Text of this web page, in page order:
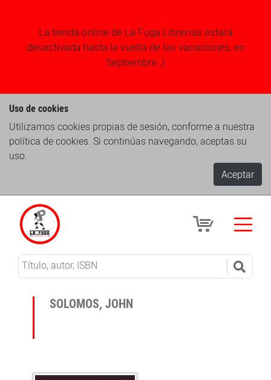
La tienda online de La Fuga Librerias estará
desactivada hasta la vuelta de las vacaciones, en
Septiembre ;)
Uso de cookies
Utilizamos cookies propias de sesión, conforme a nuestra
política de cookies. Si continúas navegando, aceptas su
uso.
Aceptar
SOLOMOS, JOHN